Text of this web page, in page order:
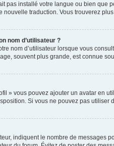
pas installé votre langue ou bien
nouvelle traduction. Vous trouverez
nom d’utilisateur ?
nom d’utilisateur lorsque vous
souvent plus grande, est connue
» vous pouvez ajouter un avatar en
Si vous ne pouvez pas utiliser
indiquent le nombre de